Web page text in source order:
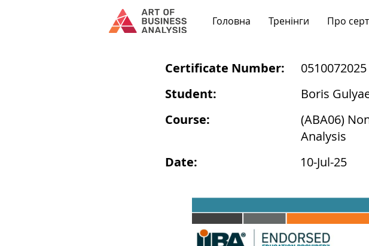
Головна Тренінги Про
Certificate Number:
Student:
Course:
Date:
0510072025
Boris
(ABA06)
Analysis
10-Jul-25